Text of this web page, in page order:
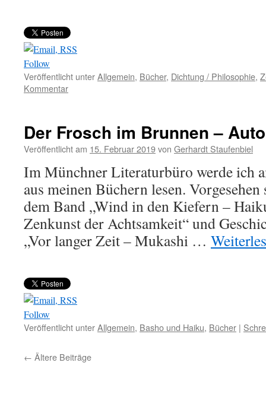
Follow
Veröffentlicht unterAllgemein, Bücher, Dichtung / Philosophie,
Kommentar
Der Frosch im Brunnen –
Veröffentlicht am 15. Februar 2019von Gerhardt Staufenbiel
Im Münchner Literaturbüro werde ich
aus meinen Büchern lesen.
dem Band „Wind in den Kiefern –
Zenkunst der Achtsamkeit“ und
„Vor langer Zeit – Mukashi …
Follow
Veröffentlicht unterAllgemein, Basho und Haiku, Bücher |
← Ältere Beiträge